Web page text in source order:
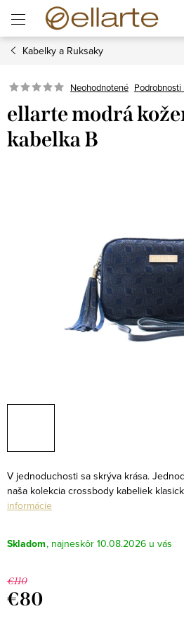
obsah
Kabelky a Ruksaky
Neohodnotené
ellarte modrá
kabelka B
V jednoduchosti sa skrýva krása.
naša kolekcia crossbody kabeliek
informácie
Skladom 10.08.2026
€110
€80